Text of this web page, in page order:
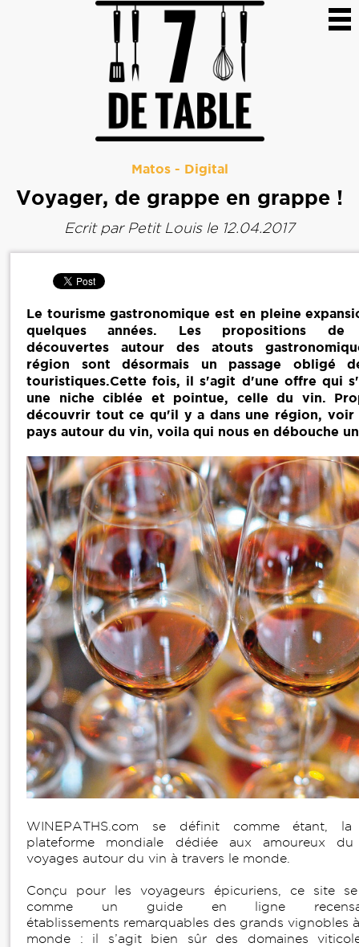
Matos- Digital
Voyager, de grappe en grappe !
Ecrit par Petit Louisle 12.04.2017
Le tourisme gastronomique est en pleine
quelques années. Les propositions de
découvertes autour des atouts
région sont désormais un passage obligé
touristiques.Cette fois, il s'agit d'une offre qui
une niche ciblée et pointue, celle du vin.
découvrir tout ce qu'il y a dans une région, voir
pays autour du vin, voila qui nous en débouche
WINEPATHS.com se définit comme étant, la
plateforme mondiale dédiée aux amoureux
voyages autour du vin à travers le monde.
Conçu pour les voyageurs épicuriens, ce site
comme un guide en ligne
établissements remarquables des grands vignobles
monde : il s’agit bien sûr des domaines